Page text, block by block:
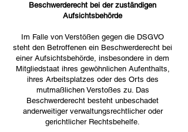
Beschwerderecht bei der zuständigen
Aufsichtsbehörde
Im Falle von Verstößen gegen die DSGVO
steht den Betroffenen ein Beschwerderecht bei
einer Aufsichtsbehörde, insbesondere in dem
Mitgliedstaat ihres gewöhnlichen Aufenthalts,
ihres Arbeitsplatzes oder des Orts des
mutmaßlichen Verstoßes zu. Das
Beschwerderecht besteht unbeschadet
anderweitiger verwaltungsrechtlicher oder
gerichtlicher Rechtsbehelfe.